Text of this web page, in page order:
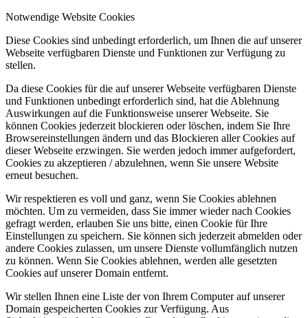
Notwendige Website Cookies
Diese Cookies sind unbedingt erforderlich, um Ihnen die auf unserer
Webseite verfügbaren Dienste und Funktionen zur Verfügung zu
stellen.
Da diese Cookies für die auf unserer Webseite verfügbaren Dienste
und Funktionen unbedingt erforderlich sind, hat die Ablehnung
Auswirkungen auf die Funktionsweise unserer Webseite. Sie
können Cookies jederzeit blockieren oder löschen, indem Sie Ihre
Browsereinstellungen ändern und das Blockieren aller Cookies auf
dieser Webseite erzwingen. Sie werden jedoch immer aufgefordert,
Cookies zu akzeptieren / abzulehnen, wenn Sie unsere Website
erneut besuchen.
Wir respektieren es voll und ganz, wenn Sie Cookies ablehnen
möchten. Um zu vermeiden, dass Sie immer wieder nach Cookies
gefragt werden, erlauben Sie uns bitte, einen Cookie für Ihre
Einstellungen zu speichern. Sie können sich jederzeit abmelden oder
andere Cookies zulassen, um unsere Dienste vollumfänglich nutzen
zu können. Wenn Sie Cookies ablehnen, werden alle gesetzten
Cookies auf unserer Domain entfernt.
Wir stellen Ihnen eine Liste der von Ihrem Computer auf unserer
Domain gespeicherten Cookies zur Verfügung. Aus